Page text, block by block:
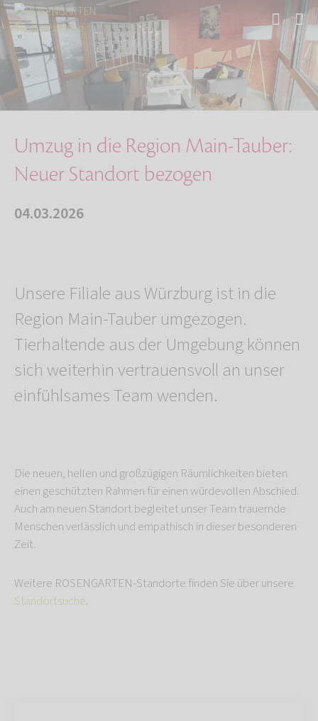
Start Über uns
Aktuelles
Umzug in die Region Main-Tauber: Neuer Stando…
Umzug in die Region Main-Tauber:
Neuer Standort bezogen
04.03.2026
Unsere Filiale aus Würzburg ist in die
Region Main-Tauber umgezogen.
Tierhaltende aus der Umgebung können
sich weiterhin vertrauensvoll an unser
einfühlsames Team wenden.
Die neuen, hellen und großzügigen Räumlichkeiten bieten
einen geschützten Rahmen für einen würdevollen Abschied.
Auch am neuen Standort begleitet unser Team trauernde
Menschen verlässlich und empathisch in dieser besonderen
Zeit.
Weitere ROSENGARTEN-Standorte finden Sie über unsere
Standortsuche.